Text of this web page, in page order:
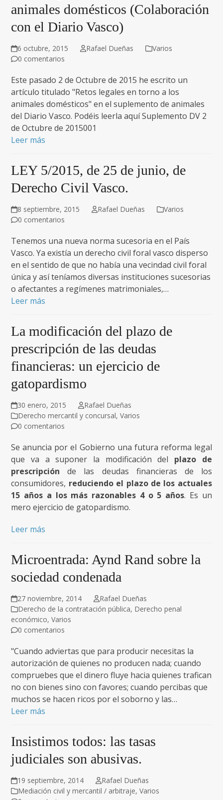
animales domésticos (Colaboración
con el Diario Vasco)
6 octubre, 2015 Rafael Dueñas
Varios
0 comentarios
Este pasado 2 de Octubre de 2015 he escrito un
artículo titulado "Retos legales en torno a los
animales domésticos" en el suplemento de animales
del Diario Vasco. Podéis leerla aquí Suplemento DV 2
de Octubre de 2015001
Leer más
LEY 5/2015, de 25 de junio, de
Derecho Civil Vasco.
8 septiembre, 2015 Rafael Dueñas
Varios
0 comentarios
Tenemos una nueva norma sucesoria en el País
Vasco. Ya existía un derecho civil foral vasco disperso
en el sentido de que no había una vecindad civil foral
única y así teníamos diversas instituciones sucesorias
o afectantes a regímenes matrimoniales,…
Leer más
La modificación del plazo de
prescripción de las deudas
financieras: un ejercicio de
gatopardismo
30 enero, 2015
Rafael Dueñas
Derecho mercantil y concursal,Varios
0 comentarios
Se anuncia por el Gobierno una futura reforma legal
que va a suponer la modificación del plazo de
prescripción de las deudas financieras de los
consumidores, reduciendo el plazo de los actuales
15 años a los más razonables 4 o 5 años. Es un
mero ejercicio de gatopardismo.
Leer más
Microentrada: Aynd Rand sobre la
sociedad condenada
27 noviembre, 2014
Rafael Dueñas
Derecho de la contratación pública, Derecho penal
económico,Varios
0 comentarios
"Cuando adviertas que para producir necesitas la
autorización de quienes no producen nada; cuando
compruebes que el dinero fluye hacia quienes trafican
no con bienes sino con favores; cuando percibas que
muchos se hacen ricos por el soborno y las…
Leer más
Insistimos todos: las tasas
judiciales son abusivas.
19 septiembre, 2014
Rafael Dueñas
Mediación civil y mercantil / arbitraje,Varios